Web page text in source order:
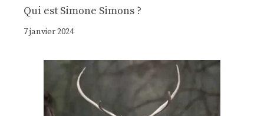
Qui est Simone Simons ?
7 janvier 2024